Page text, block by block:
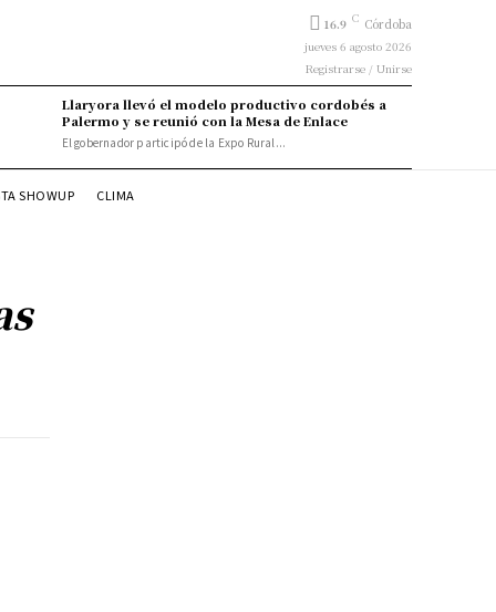
16.9 C Córdoba
jueves 6 agosto 2026
Registrarse / Unirse
Llaryora llevó el modelo productivo cordobés a
Palermo y se reunió con la Mesa de Enlace
El gobernador participó de la Expo Rural...
SHOWUP CLIMA